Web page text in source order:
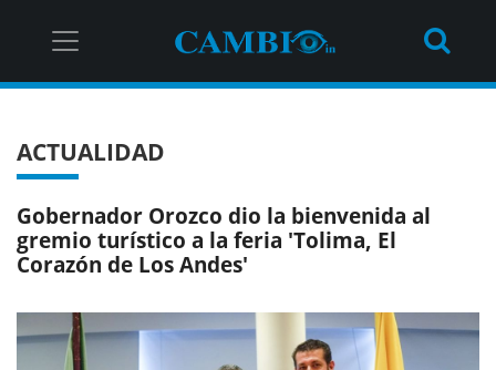
ACTUALIDAD
Gobernador Orozco dio la bienvenida al
gremio turístico a la feria 'Tolima, El
Corazón de Los Andes'